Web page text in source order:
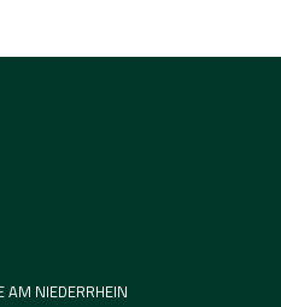
AM NIEDERRHEIN